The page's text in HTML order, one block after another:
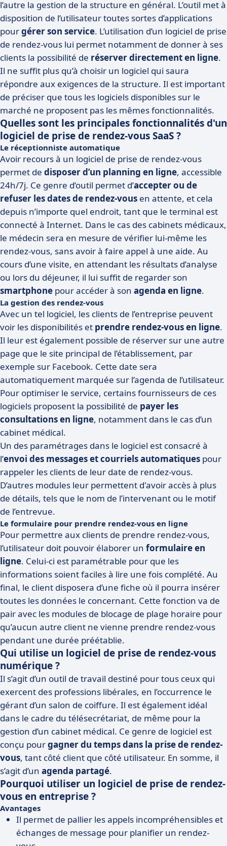
l’autre la gestion de la structure en général. L’outil met à
disposition de l’utilisateur toutes sortes d’applications
pourgérer son service. L’utilisation d’un logiciel de prise
de rendez-vous lui permet notamment de donner à ses
clients la possibilité de réserver directement en ligne.
Il ne suffit plus qu’à choisir un logiciel qui saura
répondre aux exigences de la structure. Il est important
de préciser que tous les logiciels disponibles sur le
marché ne proposent pas les mêmes fonctionnalités.
Quelles sont les principales fonctionnalités d'un
logiciel de prise de rendez-vous SaaS ?
Le réceptionniste automatique
Avoir recours à un logiciel de prise de rendez-vous
permet de disposer d’un planning en ligne, accessible
24h/7j. Ce genre d’outil permet d’accepter ou de
refuser les dates de rendez-vous en attente, et cela
depuis n’importe quel endroit, tant que le terminal est
connecté à Internet. Dans le cas des cabinets médicaux,
le médecin sera en mesure de vérifier lui-même les
rendez-vous, sans avoir à faire appel à une aide. Au
cours d’une visite, en attendant les résultats d’analyse
ou lors du déjeuner, il lui suffit de regarder son
smartphone pour accéder à son agenda en ligne.
La gestion des rendez-vous
Avec un tel logiciel, les clients de l’entreprise peuvent
voir les disponibilités et prendre rendez-vous en ligne.
Il leur est également possible de réserver sur une autre
page que le site principal de l’établissement, par
exemple sur Facebook. Cette date sera
automatiquement marquée sur l’agenda de l’utilisateur.
Pour optimiser le service, certains fournisseurs de ces
logiciels proposent la possibilité de payer les
consultations en ligne, notamment dans le cas d’un
cabinet médical.
Un des paramétrages dans le logiciel est consacré à
l’envoi des messages et courriels automatiques pour
rappeler les clients de leur date de rendez-vous.
D’autres modules leur permettent d'avoir accès à plus
de détails, tels que le nom de l’intervenant ou le motif
de l’entrevue.
Le formulaire pour prendre rendez-vous en ligne
Pour permettre aux clients de prendre rendez-vous,
l’utilisateur doit pouvoir élaborer un formulaire en
ligne. Celui-ci est paramétrable pour que les
informations soient faciles à lire une fois complété. Au
final, le client disposera d’une fiche où il pourra insérer
toutes les données le concernant. Cette fonction va de
pair avec les modules de blocage de plage horaire pour
qu’aucun autre client ne vienne prendre rendez-vous
pendant une durée préétablie.
Qui utilise un logiciel de prise de rendez-vous
numérique ?
Il s’agit d’un outil de travail destiné pour tous ceux qui
exercent des professions libérales, en l’occurrence le
gérant d’un salon de coiffure. Il est également idéal
dans le cadre du télésecrétariat, de même pour la
gestion d’un cabinet médical. Ce genre de logiciel est
conçu pourgagner du temps dans la prise de rendez-
vous, tant côté client que côté utilisateur. En somme, il
s’agit d’un agenda partagé.
Pourquoi utiliser un logiciel de prise de rendez-
vous en entreprise ?
Avantages
Il permet de pallier les appels incompréhensibles et
échanges de message pour planifier un rendez-